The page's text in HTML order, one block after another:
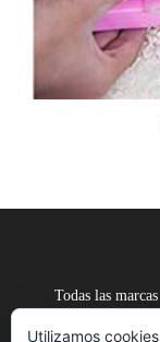
Todas las
Utilizamos